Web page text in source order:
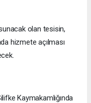
olan tesisin,
hizmete açılması
Kaymakamlığında